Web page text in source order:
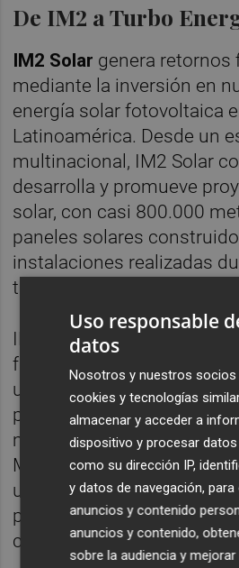
De IM2 a Turbo
IM2 Solar genera retornos
mediante la inversión en
energía solar fotovoltaica
Latinoamérica. Desde un
multinacional, IM2 Solar
desarrolla y promueve
solar, con casi 800.000
paneles solares
instalaciones realizadas
trayectoria.
IM2 Solar está presente en
fases de desarrollo y
un proyecto, desde la
permisos y licencias, la
mano, hasta la operación
Monitorizar la gestión del
una fase inicial nos
producto seguro y
clientes
Uso responsable
datos
Nosotros y nuestros
cookies y tecnologías
almacenar y acceder a
dispositivo y procesar
como su dirección IP,
y datos de navegación,
anuncios y contenido
anuncios y contenido,
sobre la audiencia y